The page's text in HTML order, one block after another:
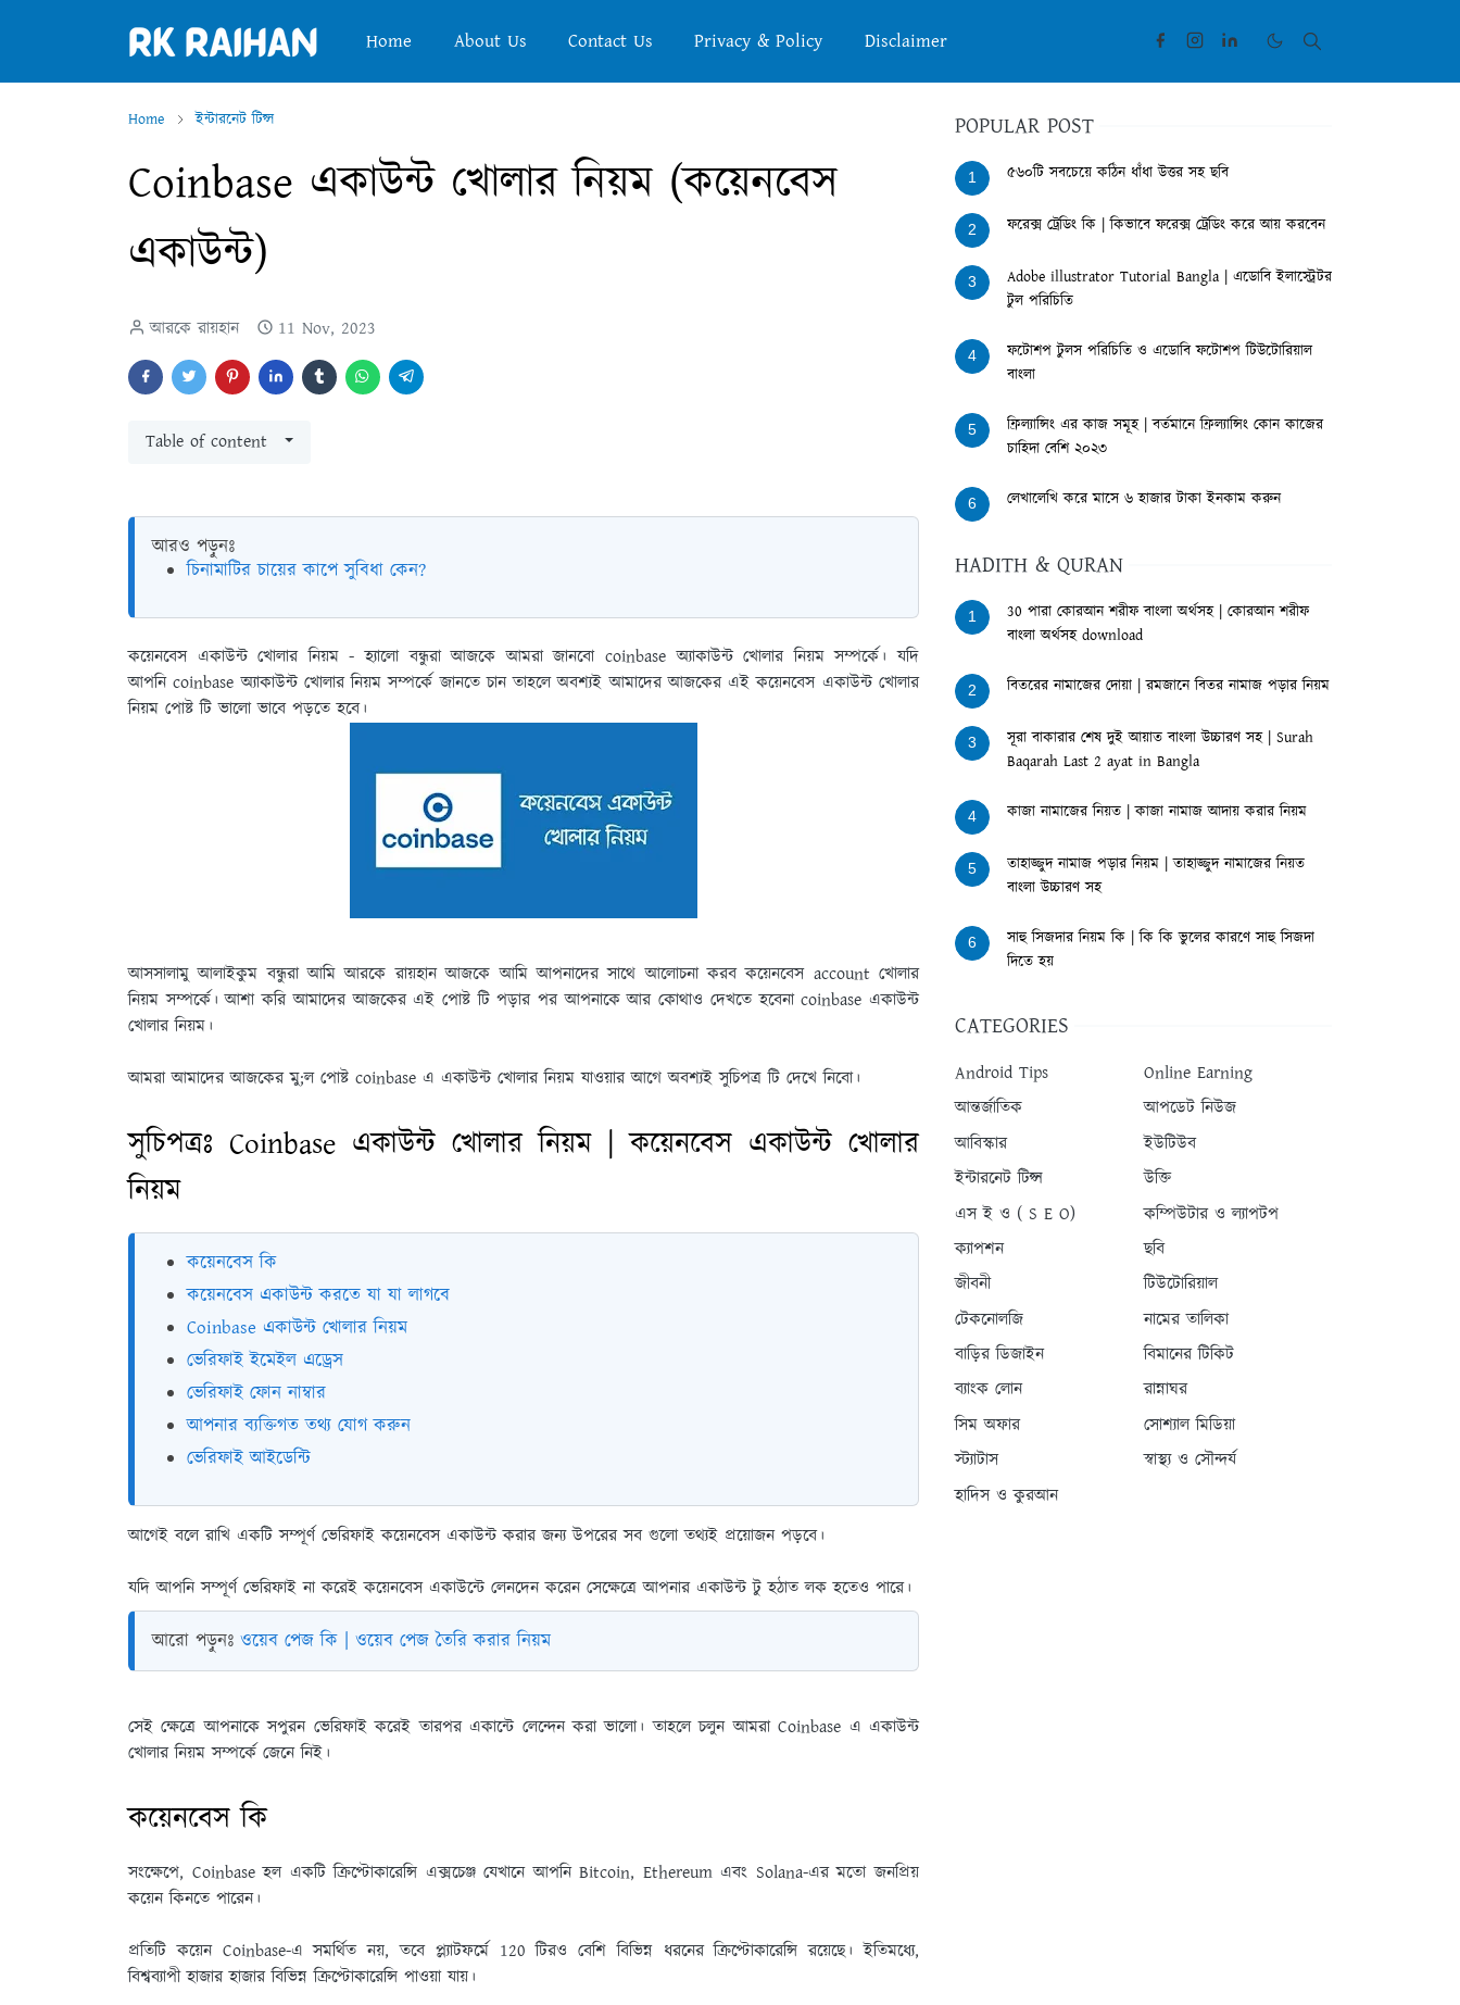
Home About Us Contact Us Privacy & Policy Disclaimer
Home ইন্টারনেট টিপ্স
Coinbase একাউন্ট খোলার নিয়ম (কয়েনবেস
একাউন্ট)
আরকে রায়হান 11 Nov, 2023
Table of content
আরও পড়ুনঃ
চিনামাটির চায়ের কাপে সুবিধা কেন?
কয়েনবেস একাউন্ট খোলার নিয়ম - হ্যালো বন্ধুরা আজকে আমরা জানবো coinbase অ্যাকাউন্ট খোলার নিয়ম সম্পর্কে। যদি
আপনি coinbase অ্যাকাউন্ট খোলার নিয়ম সম্পর্কে জানতে চান তাহলে অবশ্যই আমাদের আজকের এই কয়েনবেস একাউন্ট খোলার
নিয়ম পোষ্ট টি ভালো ভাবে পড়তে হবে।
আসসালামু আলাইকুম বন্ধুরা আমি আরকে রায়হান আজকে আমি আপনাদের সাথে আলোচনা করব কয়েনবেস account খোলার
নিয়ম সম্পর্কে। আশা করি আমাদের আজকের এই পোষ্ট টি পড়ার পর আপনাকে আর কোথাও দেখতে হবেনা coinbase একাউন্ট
খোলার নিয়ম।
আমরা আমাদের আজকের মু;ল পোষ্ট coinbase এ একাউন্ট খোলার নিয়ম যাওয়ার আগে অবশ্যই সুচিপত্র টি দেখে নিবো।
সুচিপত্রঃ Coinbase একাউন্ট খোলার নিয়ম | কয়েনবেস একাউন্ট খোলার
নিয়ম
কয়েনবেস কি
কয়েনবেস একাউন্ট করতে যা যা লাগবে
Coinbase একাউন্ট খোলার নিয়ম
ভেরিফাই ইমেইল এড্রেস
ভেরিফাই ফোন নাম্বার
আপনার ব্যক্তিগত তথ্য যোগ করুন
ভেরিফাই আইডেন্টি
আগেই বলে রাখি একটি সম্পূর্ণ ভেরিফাই কয়েনবেস একাউন্ট করার জন্য উপরের সব গুলো তথ্যই প্রয়োজন পড়বে।
যদি আপনি সম্পূর্ণ ভেরিফাই না করেই কয়েনবেস একাউন্টে লেনদেন করেন সেক্ষেত্রে আপনার একাউন্ট টু হঠাত লক হতেও পারে।
আরো পড়ুনঃ ওয়েব পেজ কি | ওয়েব পেজ তৈরি করার নিয়ম
সেই ক্ষেত্রে আপনাকে সপুরন ভেরিফাই করেই তারপর একান্টে লেন্দেন করা ভালো। তাহলে চলুন আমরা Coinbase এ একাউন্ট
খোলার নিয়ম সম্পর্কে জেনে নিই।
কয়েনবেস কি
সংক্ষেপে, Coinbase হল একটি ক্রিপ্টোকারেন্সি এক্সচেঞ্জ যেখানে আপনি Bitcoin, Ethereum এবং Solana-এর মতো জনপ্রিয়
কয়েন কিনতে পারেন।
প্রতিটি কয়েন Coinbase-এ সমর্থিত নয়, তবে প্ল্যাটফর্মে 120 টিরও বেশি বিভিন্ন ধরনের ক্রিপ্টোকারেন্সি রয়েছে। ইতিমধ্যে,
বিশ্বব্যাপী হাজার হাজার বিভিন্ন ক্রিপ্টোকারেন্সি পাওয়া যায়।
POPULAR POST
1 ৫৬০টি সবচেয়ে কঠিন ধাঁধা উত্তর সহ ছবি
2 ফরেক্স ট্রেডিং কি | কিভাবে ফরেক্স ট্রেডিং করে আয় করবেন
3
Adobe illustrator Tutorial Bangla | এডোবি ইলাস্ট্রেটর
টুল পরিচিতি
4
ফটোশপ টুলস পরিচিতি ও এডোবি ফটোশপ টিউটোরিয়াল
বাংলা
5
ফ্রিল্যান্সিং এর কাজ সমূহ | বর্তমানে ফ্রিল্যান্সিং কোন কাজের
চাহিদা বেশি ২০২৩
6 লেখালেখি করে মাসে ৬ হাজার টাকা ইনকাম করুন
HADITH & QURAN
1
30 পারা কোরআন শরীফ বাংলা অর্থসহ | কোরআন শরীফ
বাংলা অর্থসহ download
2 বিতরের নামাজের দোয়া | রমজানে বিতর নামাজ পড়ার নিয়ম
3
সূরা বাকারার শেষ দুই আয়াত বাংলা উচ্চারণ সহ | Surah
Baqarah Last 2 ayat in Bangla
4 কাজা নামাজের নিয়ত | কাজা নামাজ আদায় করার নিয়ম
5
তাহাজ্জুদ নামাজ পড়ার নিয়ম | তাহাজ্জুদ নামাজের নিয়ত
বাংলা উচ্চারণ সহ
6
সাহু সিজদার নিয়ম কি | কি কি ভুলের কারণে সাহু সিজদা
দিতে হয়
CATEGORIES
Android Tips
Online Earning
আন্তর্জাতিক
আপডেট নিউজ
আবিস্কার
ইউটিউব
ইন্টারনেট টিপ্স
উক্তি
এস ই ও ( S E O)
কম্পিউটার ও ল্যাপটপ
ক্যাপশন
ছবি
জীবনী
টিউটোরিয়াল
টেকনোলজি
নামের তালিকা
বাড়ির ডিজাইন
বিমানের টিকিট
ব্যাংক লোন
রান্নাঘর
সিম অফার
সোশ্যাল মিডিয়া
স্ট্যাটাস
স্বাস্থ্য ও সৌন্দর্য
হাদিস ও কুরআন